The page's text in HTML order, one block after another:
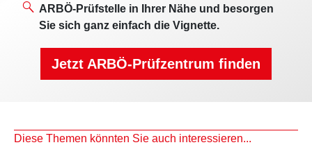
ARBÖ-Prüfstelle in Ihrer Nähe und besorgen
Sie sich ganz einfach die Vignette.
Jetzt ARBÖ-Prüfzentrum finden
Diese Themen könnten Sie auch interessieren...